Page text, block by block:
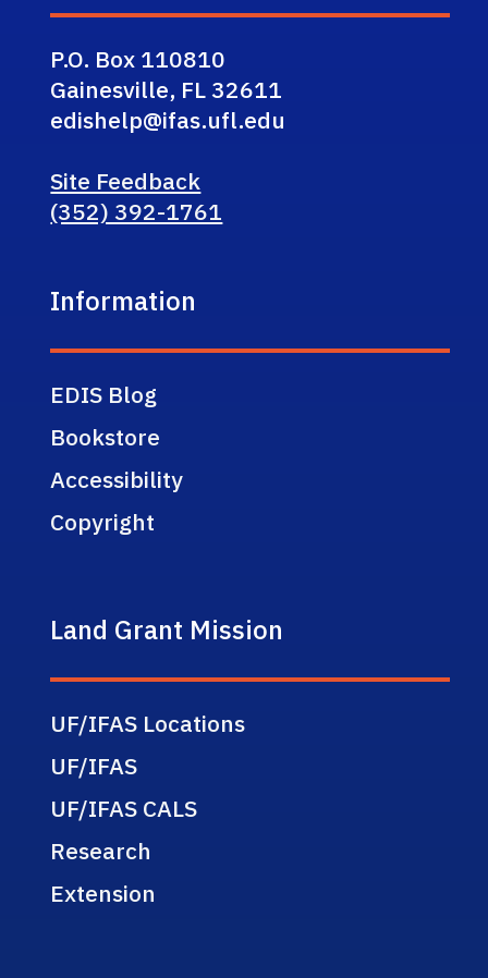
P.O. Box 110810
Gainesville, FL 32611
edishelp@ifas.ufl.edu
Site Feedback
(352) 392-1761
Information
EDIS Blog
Bookstore
Accessibility
Copyright
Land Grant Mission
UF/IFAS Locations
UF/IFAS
UF/IFAS CALS
Research
Extension